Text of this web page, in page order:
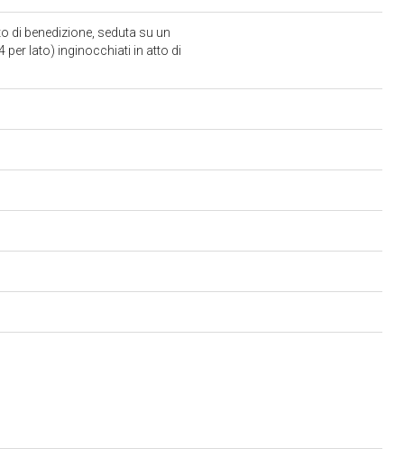
di benedizione, seduta su un
per lato) inginocchiati in atto di